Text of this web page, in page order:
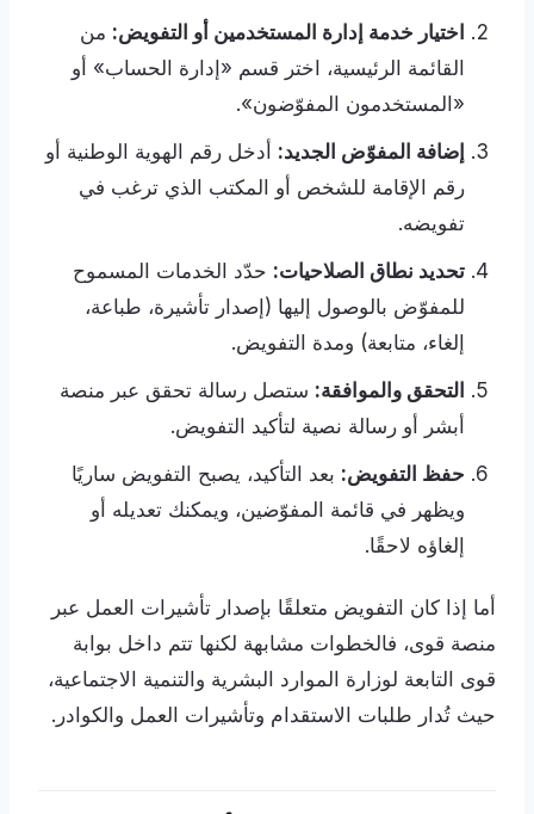
اختيار خدمة إدارة المستخدمين أو التفويض: من
القائمة الرئيسية، اختر قسم «إدارة الحساب» أو
«المستخدمون المفوّضون».
إضافة المفوّض الجديد: أدخل رقم الهوية الوطنية أو
رقم الإقامة للشخص أو المكتب الذي ترغب في
تفويضه.
تحديد نطاق الصلاحيات: حدّد الخدمات المسموح
للمفوّض بالوصول إليها (إصدار تأشيرة، طباعة،
إلغاء، متابعة) ومدة التفويض.
التحقق والموافقة: ستصل رسالة تحقق عبر منصة
أبشر أو رسالة نصية لتأكيد التفويض.
حفظ التفويض: بعد التأكيد، يصبح التفويض ساريًا
ويظهر في قائمة المفوّضين، ويمكنك تعديله أو
إلغاؤه لاحقًا.
أما إذا كان التفويض متعلقًا بإصدار تأشيرات العمل عبر
منصة قوى، فالخطوات مشابهة لكنها تتم داخل بوابة
قوى التابعة لوزارة الموارد البشرية والتنمية الاجتماعية،
حيث تُدار طلبات الاستقدام وتأشيرات العمل والكوادر.